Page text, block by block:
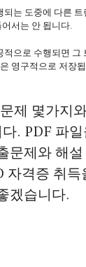
되는 도중에 다른
서는 안 됩니다.
적으로 수행되면 그
영구적으로 저장
제 몇가지
. PDF 파
문제와 해
자격증 취
겠습니다.